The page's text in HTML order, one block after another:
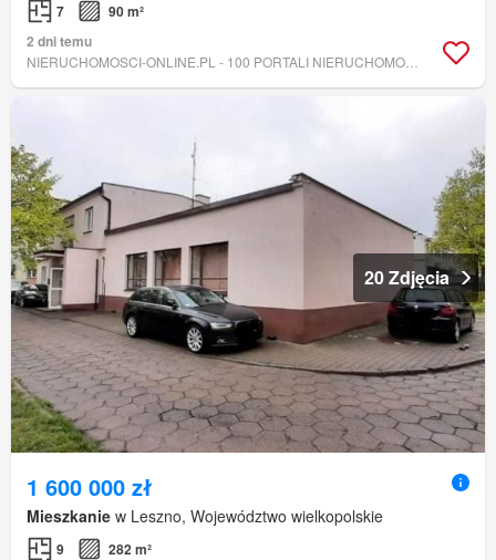
7
90 m²
2 dni temu
20 Zdjęcia
1 600 000 zł
Mieszkanie w Leszno, Województwo wielkopolskie
9
282 m²